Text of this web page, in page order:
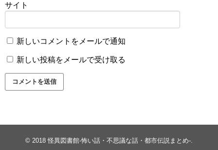
サイト
新しいコメントをメールで通知
新しい投稿をメールで受け取る
© 2018 怪異図書館-怖い話・不思議な話・都市伝説まとめ-